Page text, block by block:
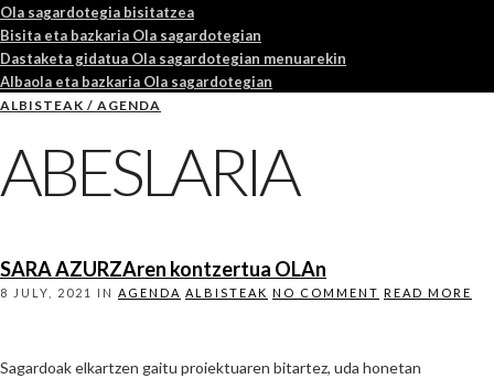
Ola sagardotegia bisitatzea
Bisita eta bazkaria Ola sagardotegian
Dastaketa gidatua Ola sagardotegian menuarekin
Albaola eta bazkaria Ola sagardotegian
ALBISTEAK / AGENDA
ABESLARIA
SARA AZURZAren kontzertua OLAn
8 JULY, 2021 IN AGENDA ALBISTEAK NO COMMENT READ MORE
Sagardoak elkartzen gaitu proiektuaren bitartez, uda honetan